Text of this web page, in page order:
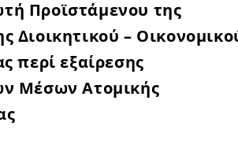
Προϊστάμενου της
Διοικητικού –
περί εξαίρεσης
Μέσων Ατομικής